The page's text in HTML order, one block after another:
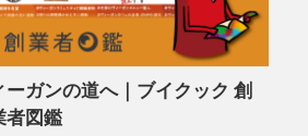
ガンの道へ｜ブイクック 創
者図鑑